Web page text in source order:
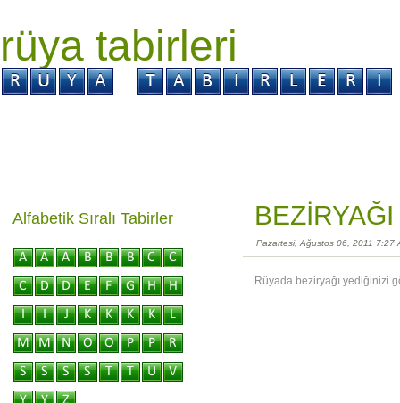
rüya tabirleri
Pazartesi, Ağustos 06, 2011 7:27
Rüyada beziryağı yediğinizi
Alfabetik Sıralı Tabirler